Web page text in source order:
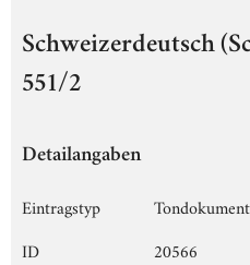
Schweizerdeutsch
551/2
Detailangaben
Eintragstyp
ID
20566